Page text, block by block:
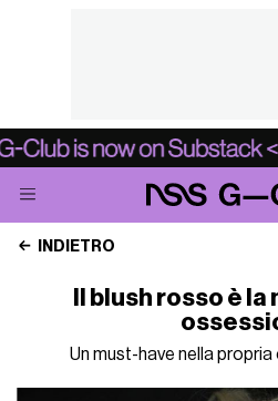
INDIETRO
Il blush rosso è
Un must-have nella